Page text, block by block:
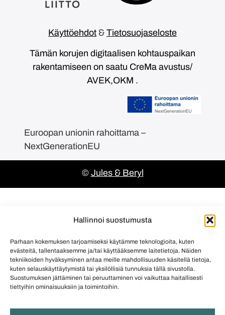
Hallinnoi suostumusta
Parhaan kokemuksen tarjoamiseksi käytämme teknologioita, kuten
evästeitä, tallentaaksemme ja/tai käyttääksemme laitetietoja. Näiden
tekniikoiden hyväksyminen antaa meille mahdollisuuden käsitellä tietoja,
kuten selauskäyttäytymistä tai yksilöllisiä tunnuksia tällä sivustolla.
Suostumuksen jättäminen tai peruuttaminen voi vaikuttaa haitallisesti
tiettyihin ominaisuuksiin ja toimintoihin.
Käyttöehdot & Tietosuojaseloste
Tämän korujen digitaalisen kohtauspaikan
rakentamiseen on saatu CreMa avustus/
AVEK,OKM .
Euroopan unionin rahoittama –
NextGenerationEU
© Jules & Beryl